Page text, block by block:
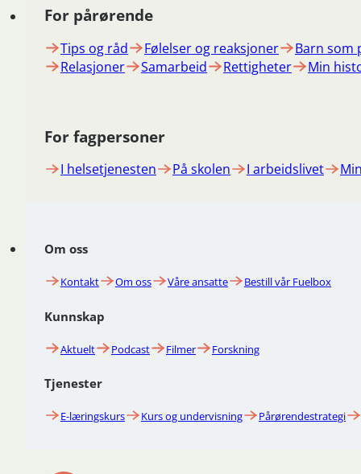
For pårørende
Tips og råd Følelser og reaksjoner
Barn som
Relasjoner
Samarbeid Rettigheter Min
For fagpersoner
I helsetjenesten På skolen I arbeidslivet
Om oss
Kontakt Om oss Våre ansatte Bestill vår Fuelbox
Kunnskap
Aktuelt Podcast Filmer Forskning
Tjenester
E-læringskurs Kurs og undervisning Pårørendestrategi